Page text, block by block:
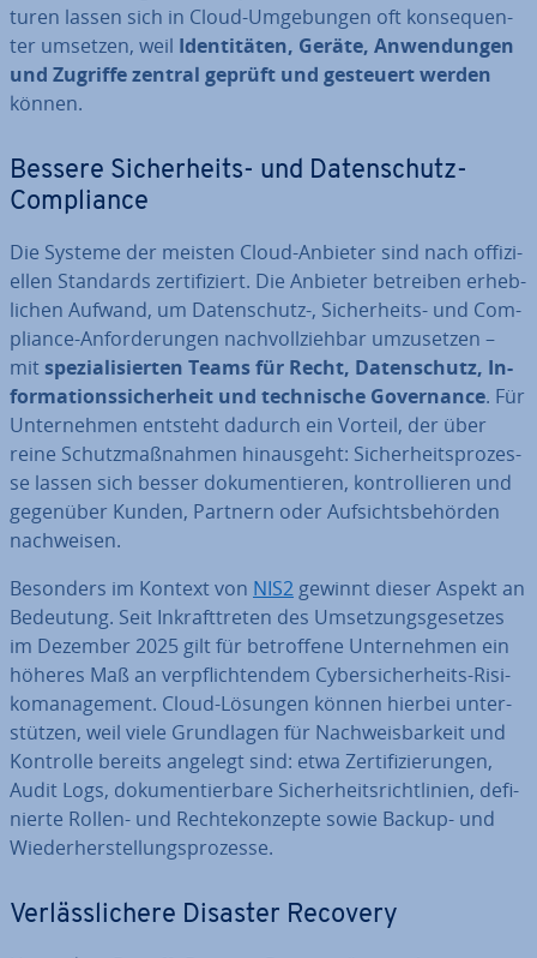
tu­ren lassen sich in Cloud-Um­ge­bun­gen oft kon­se­quen­
ter umsetzen, weil Iden­ti­tä­ten, Geräte, An­wen­dun­gen
und Zugriffe zentral geprüft und gesteuert werden
können.
Bessere Si­cher­heits- und Da­ten­schutz-
Com­pli­ance
Die Systeme der meisten Cloud-Anbieter sind nach of­fi­zi­
el­len Standards zer­ti­fi­ziert. Die Anbieter betreiben er­heb­
li­chen Aufwand, um Da­ten­schutz-, Si­cher­heits- und Com­
pli­ance-An­for­de­run­gen nach­voll­zieh­bar um­zu­set­zen –
mitspe­zia­li­sier­ten Teams für Recht, Da­ten­schutz, In­
for­ma­ti­ons­si­cher­heit und tech­ni­sche Go­ver­nan­ce. Für
Un­ter­neh­men entsteht dadurch ein Vorteil, der über
reine Schutz­maß­nah­men hin­aus­geht: Si­cher­heits­pro­zes­
se lassen sich besser do­ku­men­tie­ren, kon­trol­lie­ren und
gegenüber Kunden, Partnern oder Auf­sichts­be­hör­den
nach­wei­sen.
Besonders im Kontext von NIS2 gewinnt dieser Aspekt an
Bedeutung. Seit In­kraft­tre­ten des Um­set­zungs­ge­set­zes
im Dezember 2025 gilt für be­trof­fe­ne Un­ter­neh­men ein
höheres Maß an ver­pflich­ten­dem Cy­ber­si­cher­heits-Ri­si­
ko­ma­nage­ment. Cloud-Lösungen können hierbei un­ter­
stüt­zen, weil viele Grund­la­gen für Nach­weis­bar­keit und
Kontrolle bereits angelegt sind: etwa Zer­ti­fi­zie­run­gen,
Audit Logs, do­ku­men­tier­ba­re Si­cher­heits­richt­li­ni­en, de­fi­
nier­te Rollen- und Rech­te­kon­zep­te sowie Backup- und
Wie­der­her­stel­lungs­pro­zes­se.
Ver­läss­li­che­re Disaster Recovery